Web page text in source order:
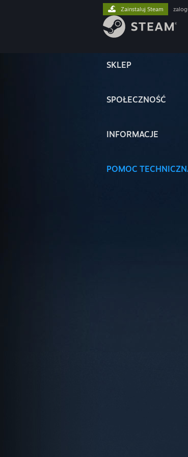
SKLEP
SPOŁECZNOŚĆ
INFORMACJE
POMOC
Zainstaluj Steam